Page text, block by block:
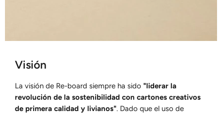
Visión
La visión de Re-board siempre ha sido "liderar la
revolución de la sostenibilidad con cartones creativos
de primera calidad y livianos". Dado que el uso de